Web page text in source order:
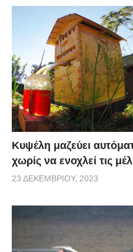
Κυψέλη μαζεύει
χωρίς να ενοχλεί τις
23 ΔΕΚΕΜΒΡΊΟΥ, 2023